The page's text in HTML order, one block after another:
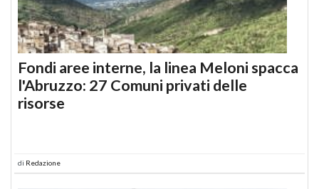
Fondi aree interne, la linea Meloni spacca
l'Abruzzo: 27 Comuni privati delle
risorse
di Redazione